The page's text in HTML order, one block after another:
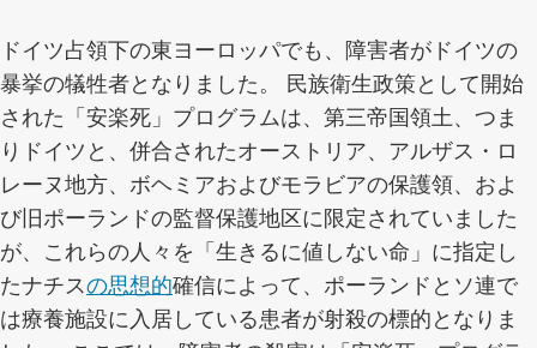
ドイツ占領下の東ヨーロッパでも、障害者がドイツの
暴挙の犠牲者となりました。 民族衛生政策として開始
された「安楽死」プログラムは、第三帝国領土、つま
りドイツと、併合されたオーストリア、アルザス・ロ
レーヌ地方、ボヘミアおよびモラビアの保護領、およ
び旧ポーランドの監督保護地区に限定されていました
が、これらの人々を「生きるに値しない命」に指定し
たナチスの思想的確信によって、ポーランドとソ連で
は療養施設に入居している患者が射殺の標的となりま